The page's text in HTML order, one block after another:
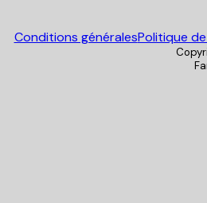
Conditions généralesPolitique